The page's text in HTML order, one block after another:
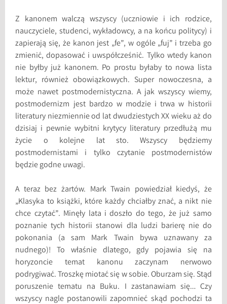
Z kanonem walczą wszyscy (uczniowie i ich rodzice,
nauczyciele, studenci, wykładowcy, a na końcu politycy) i
zapierają się, że kanon jest „fe”, w ogóle „fuj” i trzeba go
zmienić, dopasować i uwspółcześnić. Tylko wtedy kanon
nie byłby już kanonem. Po prostu byłaby to nowa lista
lektur, również obowiązkowych. Super nowoczesna, a
może nawet postmodernistyczna. A jak wszyscy wiemy,
postmodernizm jest bardzo w modzie i trwa w historii
literatury niezmiennie od lat dwudziestych XX wieku aż do
dzisiaj i pewnie wybitni krytycy literatury przedłużą mu
życie o kolejne lat sto. Wszyscy będziemy
postmodernistami i tylko czytanie postmodernistów
będzie godne uwagi.
A teraz bez żartów. Mark Twain powiedział kiedyś, że
„Klasyka to książki, które każdy chciałby znać, a nikt nie
chce czytać”. Minęły lata i doszło do tego, że już samo
poznanie tych historii stanowi dla ludzi barierę nie do
pokonania (a sam Mark Twain bywa uznawany za
nudnego)! To właśnie dlatego, gdy pojawia się na
horyzoncie temat kanonu zaczynam nerwowo
podrygiwać. Troszkę miotać się w sobie. Oburzam się. Stąd
poruszenie tematu na Buku. I zastanawiam się… Czy
wszyscy nagle postanowili zapomnieć skąd pochodzi ta